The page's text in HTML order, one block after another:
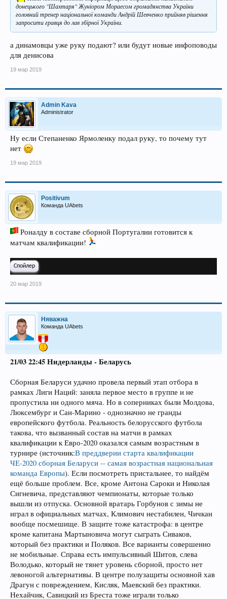
донецького "Шахтаря" Жуніором Мораесом громадянства України
головний тренер національної команди Андрій Шевченко прийняв рішення
запросити гравця до лав збірної України.
а динамовцы уже руку подают? или будут новые инфоповоды
для денисова
19 мар 2019
Admin Kava
Administrator
Ну если Степаненко Ярмоленку подал руку, то почему тут
нет
19 мар 2019
Positivum
Команда UAbets
Роналду в составе сборной Португалии готовится к
матчам квалификации!
Спойлер
20 мар 2019
Няважна
Команда UAbets
21/03 22:45 Нидерланды - Беларусь
Сборная Беларуси удачно провела первый этап отбора в
рамках Лиги Наций: заняла первое место в группе и не
пропустила ни одного мяча. Но в соперниках были Молдова,
Люксембург и Сан-Марино - однозначно не гранды
европейского футбола. Реальность белорусского футбола
такова, что вызванный состав на матчи в рамках
квалификации к Евро-2020 оказался самым возрастным в
турнире (источник:В преддверии старта квалификации
ЧЕ-2020 сборная Беларуси -- самая возрастная национальная
команда Европы). Если посмотреть пристальнее, то найдём
ещё больше проблем. Все, кроме Антона Сароки и Николая
Сигневича, представляют чемпионаты, которые только
вышли из отпуска. Основной вратарь Горбунов с зимы не
играл в официальных матчах, Климович нестабилен, Чичкан
вообще посмешище. В защите тоже катастрофа: в центре
кроме капитана Мартыновича могут сыграть Сиваков,
который без практики и Поляков. Все варианты совершенно
не мобильные. Справа есть импульсивный Шитов, слева
Володько, который не тянет уровень сборной, просто нет
левоногой альтернативы. В центре полузащиты основной хав
Драгун с повреждением, Кисляк, Маевский без практики.
Нехайчик, Савицкий из Бреста тоже играли только